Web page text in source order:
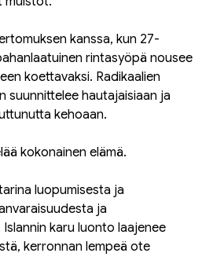
kanssa, kun 27-
rintasyöpä nousee
koettavaksi. Radikaalien
suunnittelee hautajaisiaan ja
kehoaan.
kokonainen elämä.
luopumisesta ja
ja
karu luonto laajenee
kerronnan lempeä ote